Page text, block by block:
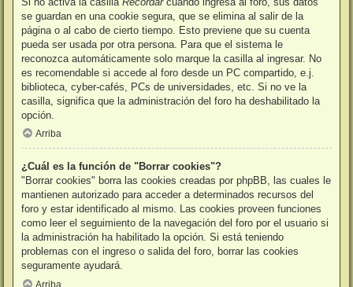
se guardan en una cookie segura, que se elimina al salir de la
página o al cabo de cierto tiempo. Esto previene que su cuenta
pueda ser usada por otra persona. Para que el sistema le
reconozca automáticamente solo marque la casilla al ingresar. No
es recomendable si accede al foro desde un PC compartido, e.j.
biblioteca, cyber-cafés, PCs de universidades, etc. Si no ve la
casilla, significa que la administración del foro ha deshabilitado la
opción.
Arriba
¿Cuál es la función de "Borrar cookies"?
"Borrar cookies" borra las cookies creadas por phpBB, las cuales le
mantienen autorizado para acceder a determinados recursos del
foro y estar identificado al mismo. Las cookies proveen funciones
como leer el seguimiento de la navegación del foro por el usuario si
la administración ha habilitado la opción. Si está teniendo
problemas con el ingreso o salida del foro, borrar las cookies
seguramente ayudará.
Arriba